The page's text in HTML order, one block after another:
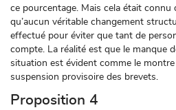
ce pourcentage. Mais cela était connu
qu’aucun véritable changement
effectué pour éviter que tant de
compte. La réalité est que le manque
situation est évident comme le
suspension provisoire des brevets.
Proposition 4